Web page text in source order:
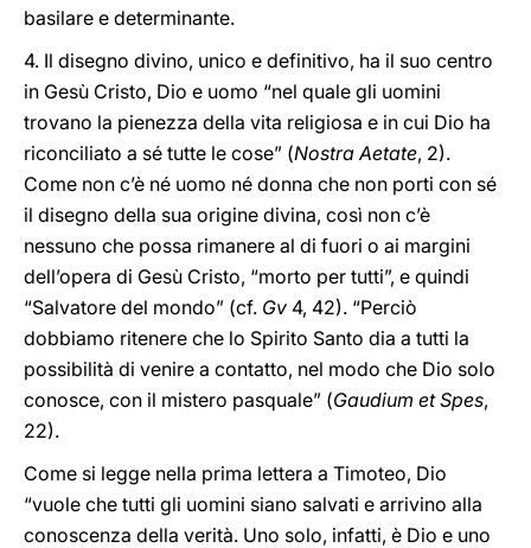
basilare e determinante.
4. Il disegno divino, unico e definitivo, ha il suo centro
in Gesù Cristo, Dio e uomo “nel quale gli uomini
trovano la pienezza della vita religiosa e in cui Dio ha
riconciliato a sé tutte le cose” (Nostra Aetate, 2).
Come non c’è né uomo né donna che non porti con sé
il disegno della sua origine divina, così non c’è
nessuno che possa rimanere al di fuori o ai margini
dell’opera di Gesù Cristo, “morto per tutti”, e quindi
“Salvatore del mondo” (cf. Gv 4, 42). “Perciò
dobbiamo ritenere che lo Spirito Santo dia a tutti la
possibilità di venire a contatto, nel modo che Dio solo
conosce, con il mistero pasquale” (Gaudium et Spes,
22).
Come si legge nella prima lettera a Timoteo, Dio
“vuole che tutti gli uomini siano salvati e arrivino alla
conoscenza della verità. Uno solo, infatti, è Dio e uno